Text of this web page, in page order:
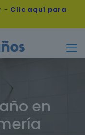
- Clic aquí para
en